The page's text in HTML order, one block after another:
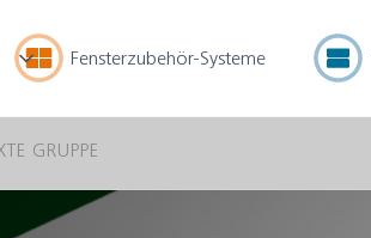
Fensterzubehör-Systeme
GRUPPE